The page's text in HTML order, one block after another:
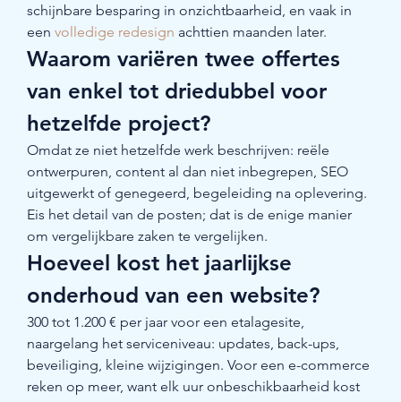
schijnbare besparing in onzichtbaarheid, en vaak in
een volledige redesign achttien maanden later.
Waarom variëren twee offertes
van enkel tot driedubbel voor
hetzelfde project?
Omdat ze niet hetzelfde werk beschrijven: reële
ontwerpuren, content al dan niet inbegrepen, SEO
uitgewerkt of genegeerd, begeleiding na oplevering.
Eis het detail van de posten; dat is de enige manier
om vergelijkbare zaken te vergelijken.
Hoeveel kost het jaarlijkse
onderhoud van een website?
300 tot 1.200 € per jaar voor een etalagesite,
naargelang het serviceniveau: updates, back-ups,
beveiliging, kleine wijzigingen. Voor een e-commerce
reken op meer, want elk uur onbeschikbaarheid kost